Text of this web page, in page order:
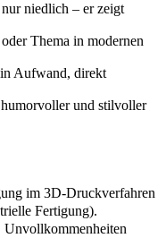
niedlich – er zeigt
Thema in modernen
Aufwand, direkt
und stilvoller
im 3D-Druckverfahren
Fertigung).
Unvollkommenheiten